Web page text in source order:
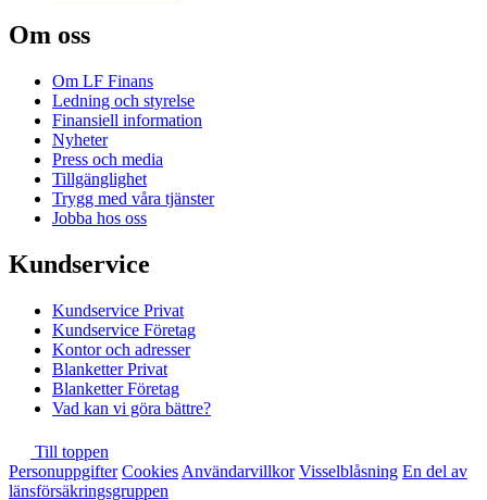
Om oss
Om LF Finans
Ledning och styrelse
Finansiell information
Nyheter
Press och media
Tillgänglighet
Trygg med våra tjänster
Jobba hos oss
Kundservice
Kundservice Privat
Kundservice Företag
Kontor och adresser
Blanketter Privat
Blanketter Företag
Vad kan vi göra bättre?
Till toppen
Personuppgifter Cookies Användarvillkor Visselblåsning En del av
länsförsäkringsgruppen